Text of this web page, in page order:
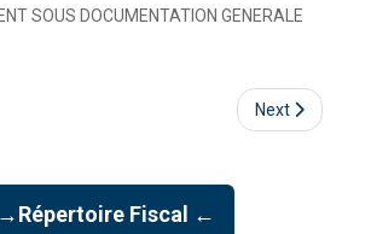
Toute l'actualité!
Toute la Documentation
SOUS DOCUMENTATION GENERALE
Next
→Répertoire Fiscal ←